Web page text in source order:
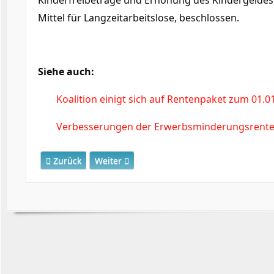
Mittel für Langzeitarbeitslose, beschlossen.
Siehe auch:
Koalition einigt sich auf Rentenpaket zum
Verbesserungen der
Vorheriger Beitrag: RV-Leistungs- und
Zurück Nächster Beitrag: Koalition einigt sich auf
Weiter